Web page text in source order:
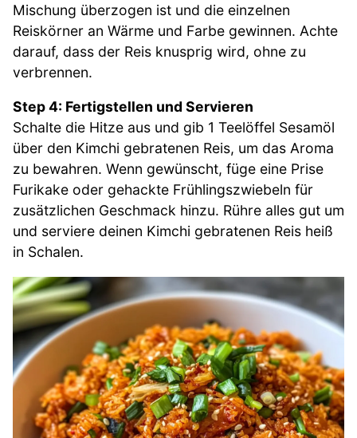
Mischung überzogen ist und die einzelnen
Reiskörner an Wärme und Farbe gewinnen. Achte
darauf, dass der Reis knusprig wird, ohne zu
verbrennen.
Step 4: Fertigstellen und Servieren
Schalte die Hitze aus und gib 1 Teelöffel Sesamöl
über den Kimchi gebratenen Reis, um das Aroma
zu bewahren. Wenn gewünscht, füge eine Prise
Furikake oder gehackte Frühlingszwiebeln für
zusätzlichen Geschmack hinzu. Rühre alles gut um
und serviere deinen Kimchi gebratenen Reis heiß
in Schalen.